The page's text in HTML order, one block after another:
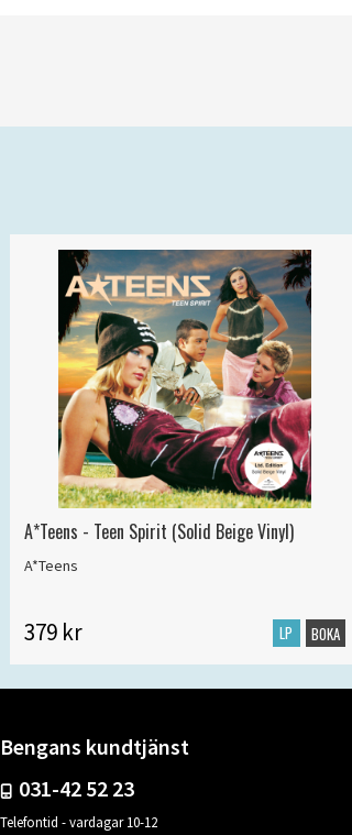
A*Teens - Teen Spirit (Solid Beige Vinyl)
A*Teens
379 kr LP BOKA
Bengans kundtjänst
031-42 52 23
Telefontid - vardagar 10-12